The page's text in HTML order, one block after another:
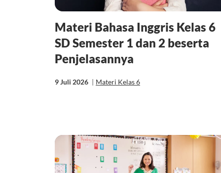
Materi Bahasa Inggris Kelas 6
SD Semester 1 dan 2 beserta
Penjelasannya
9 Juli 2026 | Materi Kelas 6